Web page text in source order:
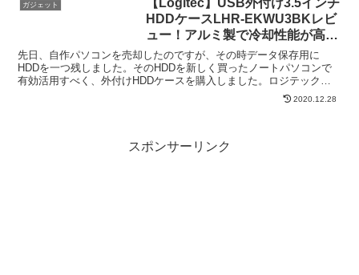
ガジェット
【Logitec】USB外付け3.5インチ
HDDケースLHR-EKWU3BKレビ
ュー！アルミ製で冷却性能が高く
ておすすめ！
先日、自作パソコンを売却したのですが、その時データ保存用に
HDDを一つ残しました。そのHDDを新しく買ったノートパソコンで
有効活用すべく、外付けHDDケースを購入しました。ロジテックの
2020.12.28
スポンサーリンク